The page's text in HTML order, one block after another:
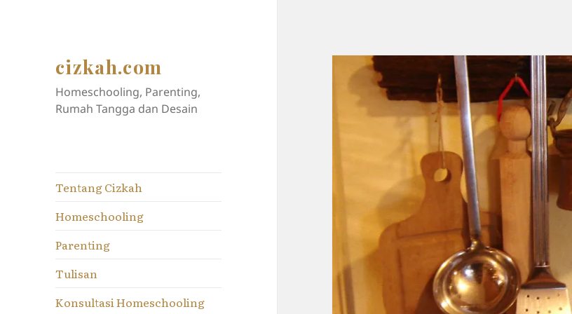
cizkah.com
Homeschooling, Parenting,
Rumah Tangga dan Desain
Tentang Cizkah
Homeschooling
Parenting
Tulisan
Konsultasi Homeschooling